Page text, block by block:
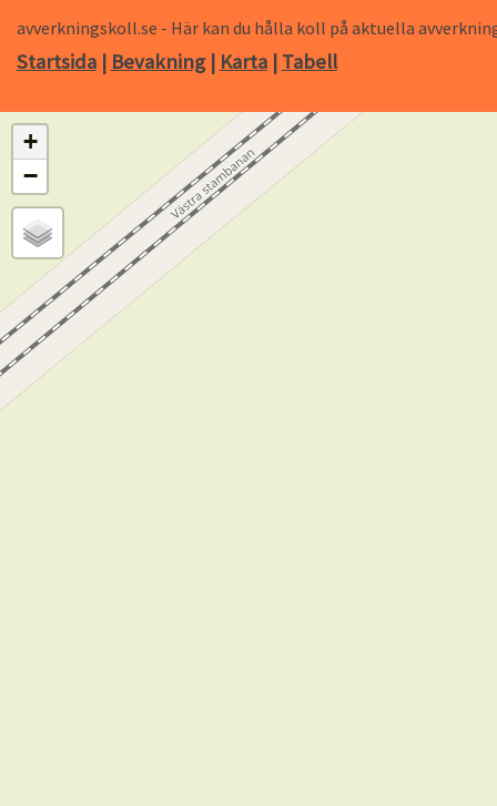
avverkningskoll.se - Här kan du hålla koll på aktuella
Startsida| Bevakning| Karta| Tabell
+
−